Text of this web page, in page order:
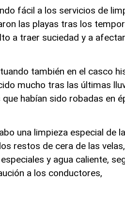
fácil a los servicios de
las playas tras los
a traer suciedad y a
también en el casco
mucho tras las últimas
habían sido robadas en
una limpieza especial de
restos de cera de las
y agua caliente,
a los conductores,